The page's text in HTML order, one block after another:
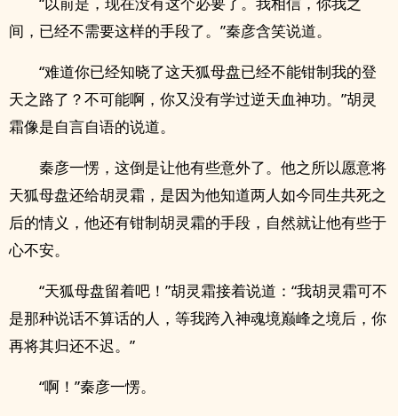
间，已经不需要这样的手段了。”秦彦含笑说道。
“难道你已经知晓了这天狐母盘已经不能钳制我的登
天之路了？不可能啊，你又没有学过逆天血神功。”胡灵
霜像是自言自语的说道。
秦彦一愣，这倒是让他有些意外了。他之所以愿意将
天狐母盘还给胡灵霜，是因为他知道两人如今同生共死之
后的情义，他还有钳制胡灵霜的手段，自然就让他有些于
心不安。
“天狐母盘留着吧！”胡灵霜接着说道：“我胡灵霜可不
是那种说话不算话的人，等我跨入神魂境巅峰之境后，你
再将其归还不迟。”
“啊！”秦彦一愣。